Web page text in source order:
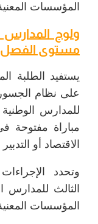
المؤسسات
ولوج المدارس
مستوى الفصل
يستفيد الطلبة
على نظام
للمدارس
مباراة مفتوحة
الاقتصاد أو
وتحدد
الثالث
المؤسسات